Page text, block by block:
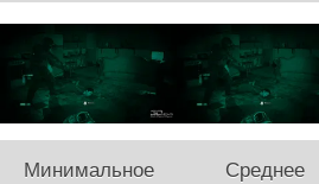
Минимальное
Среднее